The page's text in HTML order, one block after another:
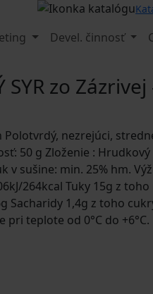
Devel. činnosť
SYR zo
nezrejúci,
50 g Zloženie :
v sušine: min. 25% hm.
264kcal Tuky 15g z
Sacharidy 1,4g z toho
pri teplote od 0°C do